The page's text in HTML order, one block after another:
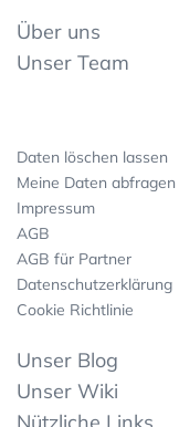
Über uns
Unser Team
Daten löschen lassen
Meine Daten abfragen
Impressum
AGB
AGB für Partner
Datenschutzerklärung
Cookie Richtlinie
Unser Blog
Unser Wiki